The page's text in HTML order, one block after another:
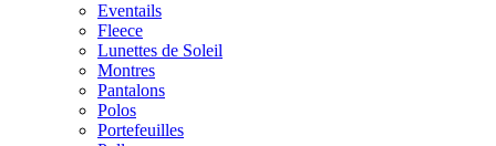
Eventails
Fleece
Lunettes de Soleil
Montres
Pantalons
Polos
Portefeuilles